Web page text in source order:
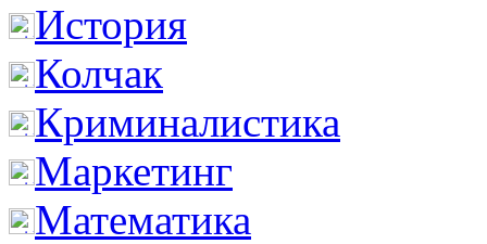
История
Колчак
Криминалистика
Маркетинг
Математика